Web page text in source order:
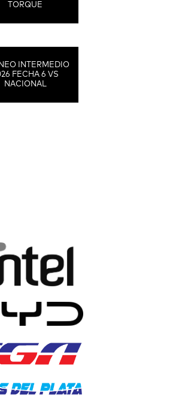
TORQUE
INTERMEDIO
FECHA 6 VS
NACIONAL